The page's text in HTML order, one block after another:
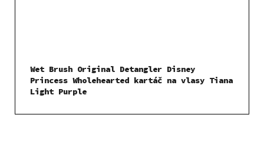
Wet Brush Original Detangler Disney
Princess Wholehearted kartáč na vlasy Tiana
Light Purple